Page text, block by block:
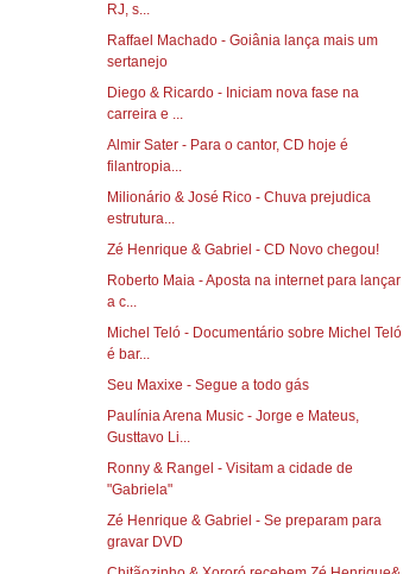
RJ, s...
Raffael Machado - Goiânia lança mais um
sertanejo
Diego & Ricardo - Iniciam nova fase na
carreira e ...
Almir Sater - Para o cantor, CD hoje é
filantropia...
Milionário & José Rico - Chuva prejudica
estrutura...
Zé Henrique & Gabriel - CD Novo chegou!
Roberto Maia - Aposta na internet para lançar
a c...
Michel Teló - Documentário sobre Michel Teló
é bar...
Seu Maxixe - Segue a todo gás
Paulínia Arena Music - Jorge e Mateus,
Gusttavo Li...
Ronny & Rangel - Visitam a cidade de
"Gabriela"‏
Zé Henrique & Gabriel - Se preparam para
gravar DVD